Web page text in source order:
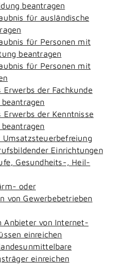
beantragen
für ausländische
für Personen mit
beantragen
für Personen mit
Erwerbs der Fachkunde
Erwerbs der Kenntnisse
Umsatzsteuerbefreiung
Einrichtungen
Gesundheits-, Heil-
oder
von Gewerbebetrieben
Anbieter von Internet-
einreichen
einreichen